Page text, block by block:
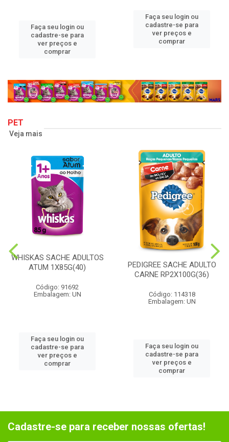
Faça seu login ou
cadastre-se para
ver preços e
comprar
Faça seu login ou
cadastre-se para
ver preços e
comprar
PET
Veja mais
WHISKAS SACHE ADULTOS
ATUM 1X85G(40)
Código: 91692
Embalagem: UN
Faça seu login ou
cadastre-se para
ver preços e
comprar
PEDIGREE SACHE ADULTO
CARNE RP2X100G(36)
Código: 114318
Embalagem: UN
Faça seu login ou
cadastre-se para
ver preços e
comprar
Cadastre-se para receber nossas ofertas!